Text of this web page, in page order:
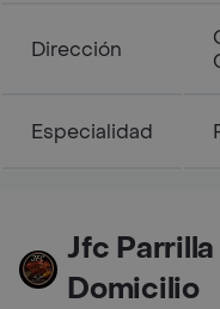
Dirección
Especialidad
Jfc
Domicilio